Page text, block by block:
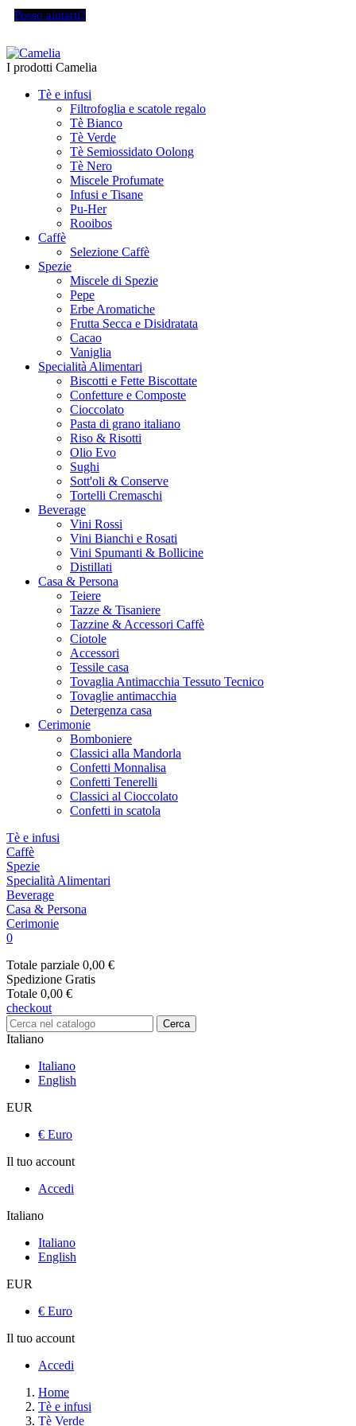
Posso aiutarti?
I prodotti Camelia
Tè e infusi
Filtrofoglia e scatole regalo
Tè Bianco
Tè Verde
Tè Semiossidato Oolong
Tè Nero
Miscele Profumate
Infusi e Tisane
Pu-Her
Rooibos
Caffè
Selezione Caffè
Spezie
Miscele di Spezie
Pepe
Erbe Aromatiche
Frutta Secca e Disidratata
Cacao
Vaniglia
Specialità Alimentari
Biscotti e Fette Biscottate
Confetture e Composte
Cioccolato
Pasta di grano italiano
Riso & Risotti
Olio Evo
Sughi
Sott'oli & Conserve
Tortelli Cremaschi
Beverage
Vini Rossi
Vini Bianchi e Rosati
Vini Spumanti & Bollicine
Distillati
Casa & Persona
Teiere
Tazze & Tisaniere
Tazzine & Accessori Caffè
Ciotole
Accessori
Tessile casa
Tovaglia Antimacchia Tessuto Tecnico
Tovaglie antimacchia
Detergenza casa
Cerimonie
Bomboniere
Classici alla Mandorla
Confetti Monnalisa
Confetti Tenerelli
Classici al Cioccolato
Confetti in scatola
Tè e infusi
Caffè
Spezie
Specialità Alimentari
Beverage
Casa & Persona
Cerimonie
0
Totale parziale 0,00 €
Spedizione Gratis
Totale 0,00 €
checkout
Cerca
Italiano
Italiano
English
EUR
€ Euro
Il tuo account
Accedi
Italiano
Italiano
English
EUR
€ Euro
Il tuo account
Accedi
Home
Tè e infusi
Tè Verde